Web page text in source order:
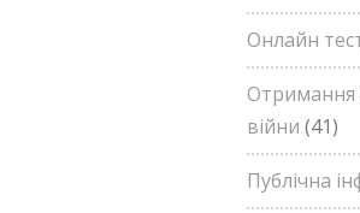
Онлайн
Отримання
війни (41)
Публічна